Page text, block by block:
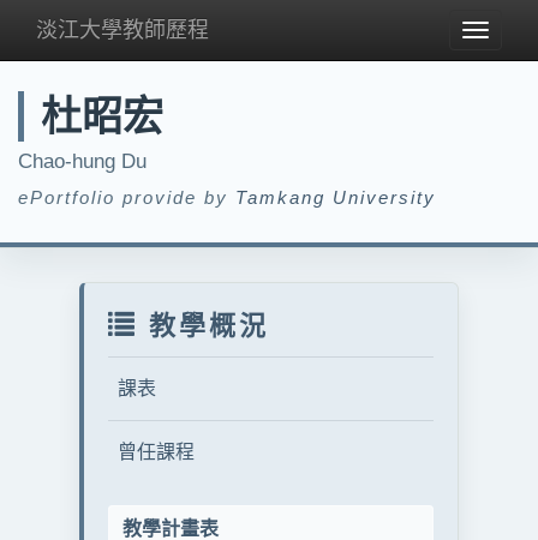
Toggle
淡江大學教師歷程
杜昭宏
Chao-hung Du
ePortfolio provide by Tamkang University
教學概況
課表
曾任課程
教學計畫表